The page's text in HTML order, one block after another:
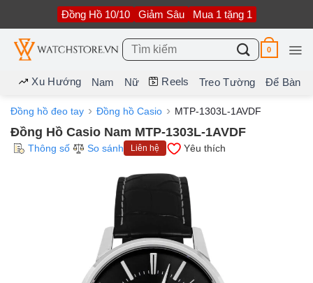
nội
dung
Đồng Hồ 10/10 Giảm Sâu Mua 1 tặng 1
Tìm
kiếm:
0
Xu Hướng Nam Nữ Reels Treo Tường Để Bàn
Đồng hồ đeo tay Đồng hồ Casio MTP-1303L-1AVDF
Đồng Hồ Casio Nam MTP-1303L-1AVDF
Thông số So sánh Liên hệ Yêu thích